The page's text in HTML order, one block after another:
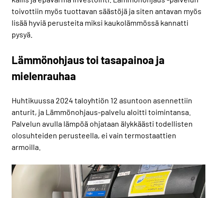
toivottiin myös tuottavan säästöjä ja siten antavan myös
lisää hyviä perusteita miksi kaukolämmössä kannatti
pysyä.
Lämmönohjaus toi tasapainoa ja
mielenrauhaa
Huhtikuussa 2024 taloyhtiön 12 asuntoon asennettiin
anturit, ja Lämmönohjaus-palvelu aloitti toimintansa.
Palvelun avulla lämpöä ohjataan älykkäästi todellisten
olosuhteiden perusteella, ei vain termostaattien
armoilla.